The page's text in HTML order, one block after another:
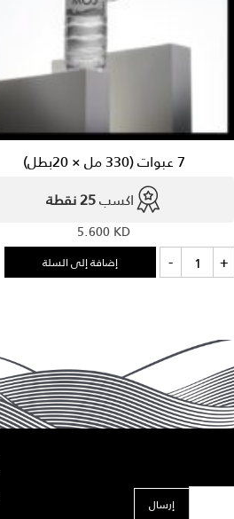
7 عبوات (330 مل × 20بطل)
اكسب25 نقطة
5.600KD
- كمية
عبوات
20بطل)
+ إضافة إلى السلة